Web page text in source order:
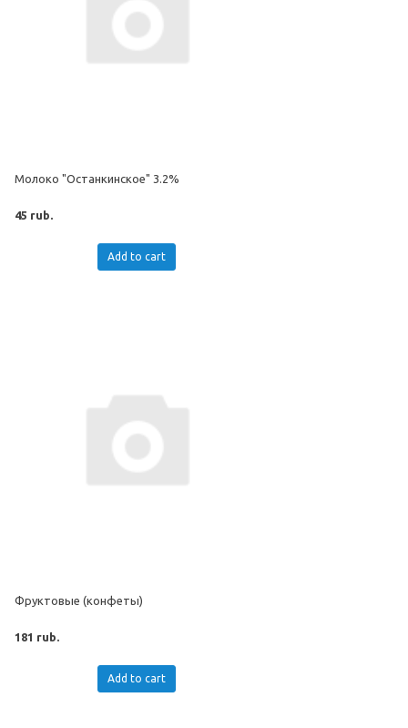
Молоко "Останкинское" 3.2%
45 rub.
Add to cart
Фруктовые (конфеты)
181 rub.
Add to cart